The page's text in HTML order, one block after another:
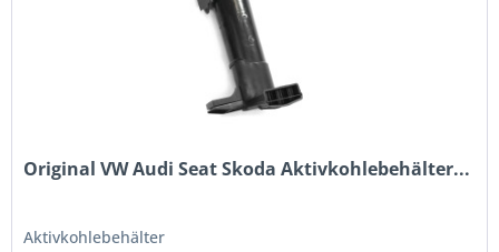
Original VW Audi Seat Skoda Aktivkohlebehälter...
Aktivkohlebehälter